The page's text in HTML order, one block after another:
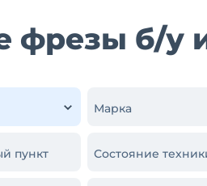
б/у
Марка
пункт Состояние